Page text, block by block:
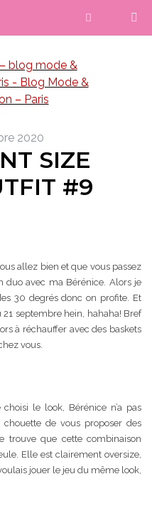
2020
SIZE
#9
allez bien et que vous passez
duo avec ma Bérénice. Alors je
30 degrés donc on profite. Et
21 septembre hein, hahaha! Bref
à réchauffer avec des baskets
vous.
le look, Bérénice n’a pas
de vous proposer des
trouve que cette combinaison
Elle est clairement oversize,
jouer le jeu du même look,